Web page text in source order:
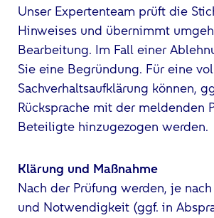
Unser Expertenteam prüft die
Hinweises und übernimmt
Bearbeitung. Im Fall einer
Sie eine Begründung. Für eine
Sachverhaltsaufklärung können,
Rücksprache mit der meldenden
Beteiligte hinzugezogen werden.
Klärung und Maßnahme
Nach der Prüfung werden, je
und Notwendigkeit (ggf. in